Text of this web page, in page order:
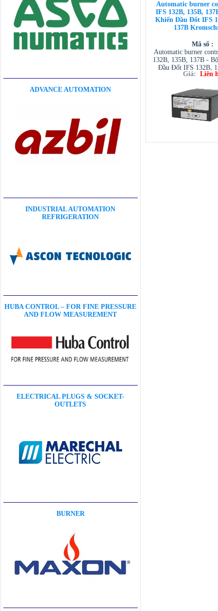
ADVANCE AUTOMATION
INDUSTRIAL AUTOMATION
REFRIGERATION
HUBA CONTROL – FOR FINE PRESSURE
AND FLOW MEASUREMENT
ELECTRICAL PLUGS & SOCKET-
OUTLETS
BURNER
Automatic burner
IFS 132B, 135B,
Khiển Đầu Đốt IFS
137B
Mã số :
Automatic burner
132B, 135B, 137B -
Đầu Đốt IFS 132B,
Kromschroser, Đại
Giá: Liên